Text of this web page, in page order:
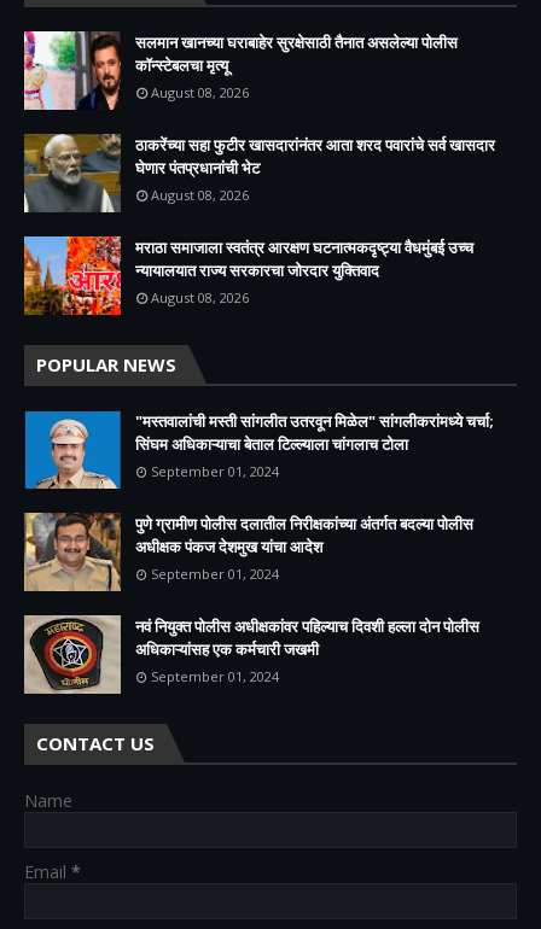
सलमान खानच्या घराबाहेर सुरक्षेसाठी तैनात असलेल्या पोलीस
कॉन्स्टेबलचा मृत्यू
August 08, 2026
ठाकरेंच्या सहा फुटीर खासदारांनंतर आता शरद पवारांचे सर्व खासदार
घेणार पंतप्रधानांची भेट
August 08, 2026
मराठा समाजाला स्वतंत्र आरक्षण घटनात्मकदृष्ट्या वैधमुंबई उच्च
न्यायालयात राज्य सरकारचा जोरदार युक्तिवाद
August 08, 2026
POPULAR NEWS
"मस्तवालांची मस्ती सांगलीत उतरवून मिळेल" सांगलीकरांमध्ये चर्चा;
सिंघम अधिकाऱ्याचा बेताल टिल्ल्याला चांगलाच टोला
September 01, 2024
पुणे ग्रामीण पोलीस दलातील निरीक्षकांच्या अंतर्गत बदल्या पोलीस
अधीक्षक पंकज देशमुख यांचा आदेश
September 01, 2024
नवं नियुक्त पोलीस अधीक्षकांवर पहिल्याच दिवशी हल्ला दोन पोलीस
अधिकाऱ्यांसह एक कर्मचारी जखमी
September 01, 2024
CONTACT US
Name
Email *